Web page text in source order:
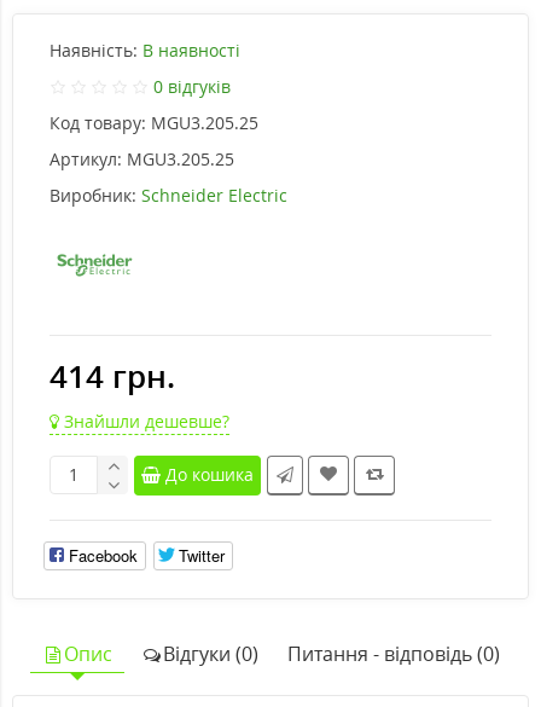
Наявність: В наявності
0 відгуків
Код товару: MGU3.205.25
Артикул: MGU3.205.25
Виробник: Schneider Electric
414 грн.
Знайшли дешевше?
До кошика
Facebook Twitter
Опис Відгуки (0) Питання - відповідь (0)